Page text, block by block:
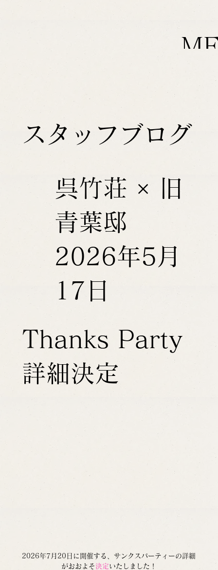
スタッフブログ
Thanks Party
詳細決定
呉竹荘 × 旧
青葉邸
2026年5月
17日
2026年7月20日に開催する、サンクスパーティーの詳細
がおおよそ 決定いたしました！